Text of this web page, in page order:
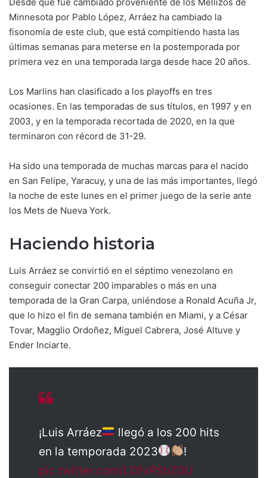
Minnesota por Pablo López, Arráez ha cambiado la
fisonomía de este club, que está compitiendo hasta las
últimas semanas para meterse en la postemporada por
primera vez en una temporada larga desde hace 20 años.
Los Marlins han clasificado a los playoffs en tres
ocasiones. En las temporadas de sus títulos, en 1997 y en
2003, y en la temporada recortada de 2020, en la que
terminaron con récord de 31-29.
Ha sido una temporada de muchas marcas para el nacido
en San Felipe, Yaracuy, y una de las más importantes, llegó
la noche de este lunes en el primer juego de la serie ante
los Mets de Nueva York.
Haciendo historia
Luis Arráez se convirtió en el séptimo venezolano en
conseguir conectar 200 imparables o más en una
temporada de la Gran Carpa, uniéndose a Ronald Acuña Jr,
que lo hizo el fin de semana también en Miami, y a César
Tovar, Magglio Ordoñez, Miguel Cabrera, José Altuve y
Ender Inciarte.
¡Luis Arráez
llegó a los 200 hits
en la temporada 2023
!
pic.twitter.com/LDfvRSbZ0U